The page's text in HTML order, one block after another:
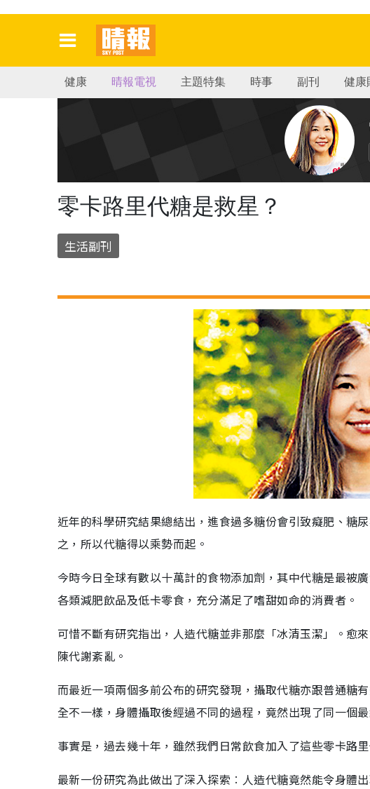
健康 晴報電視 主題特集 時事 副刊 健康
零卡路里代糖是救星？
生活副刊
近年的科學研究結果總結出，進食過多糖份會引致癡肥、糖
之，所以代糖得以乘勢而起。
今時今日全球有數以十萬計的食物添加劑，其中代糖是最被
各類減肥飲品及低卡零食，充分滿足了嗜甜如命的消費者。
可惜不斷有研究指出，人造代糖並非那麼「冰清玉潔」。愈
陳代謝紊亂。
而最近一項兩個多前公布的研究發現，攝取代糖亦跟普通糖
全不一樣，身體攝取後經過不同的過程，竟然出現了同一個最
事實是，過去幾十年，雖然我們日常飲食加入了這些零卡路
最新一份研究為此做出了深入探索︰人造代糖竟然能令身體